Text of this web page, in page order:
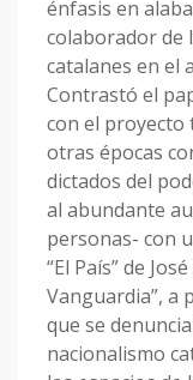
énfasis en
colaborador de
catalanes en el
Contrastó el
con el proyecto
otras épocas
dictados del
al abundante
personas- con
“El País” de
Vanguardia”, a
que se
nacionalismo